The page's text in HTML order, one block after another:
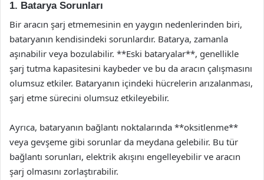
1. Batarya Sorunları
Bir aracın şarj etmemesinin en yaygın nedenlerinden biri,
bataryanın kendisindeki sorunlardır. Batarya, zamanla
aşınabilir veya bozulabilir. **Eski bataryalar**, genellikle
şarj tutma kapasitesini kaybeder ve bu da aracın çalışmasını
olumsuz etkiler. Bataryanın içindeki hücrelerin arızalanması,
şarj etme sürecini olumsuz etkileyebilir.
Ayrıca, bataryanın bağlantı noktalarında **oksitlenme**
veya gevşeme gibi sorunlar da meydana gelebilir. Bu tür
bağlantı sorunları, elektrik akışını engelleyebilir ve aracın
şarj olmasını zorlaştırabilir.